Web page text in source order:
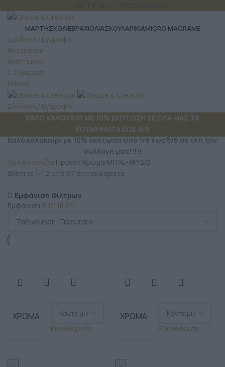
ΜΆΡΤΗΣΚΟΛΙΕΒΡΑΧΙΟΛΙΑΣΚΟΥΛΑΡΙΚΙΑMICRO MACRAME
Σύνδεση / Εγγραφή
Αναζήτηση
Αγαπημένα
0 Σύγκριση
Μενού
Σύνδεση / Εγγραφή
ΚΑΛΟ ΚΑΛΟΚΑΙΡΙ ΜΕ 10% ΕΚΠΤΩΣΗ ΣΕ ΟΛΑ ΜΑΣ ΤΑ
ΚΟΣΜΗΜΑΤΑ ΕΩΣ 5/6
Καλό καλοκαίρι με 10% έκπτωση από 1/6 έως 5/6 σε όλη την
συλλογή μας!!!!!
Αρχική σελίδα Προϊόν Χρώμα ΜΠΛΕ-ΧΡΥΣΟ
Βλέπετε 1–12 από 67 αποτελέσματα
Εμφάνιση Φίλτρων
Εμφάνιση 9 12 18 24
ΧΡΏΜΑ
Εκκαθάριση
ΧΡΏΜΑ
Εκκαθάριση